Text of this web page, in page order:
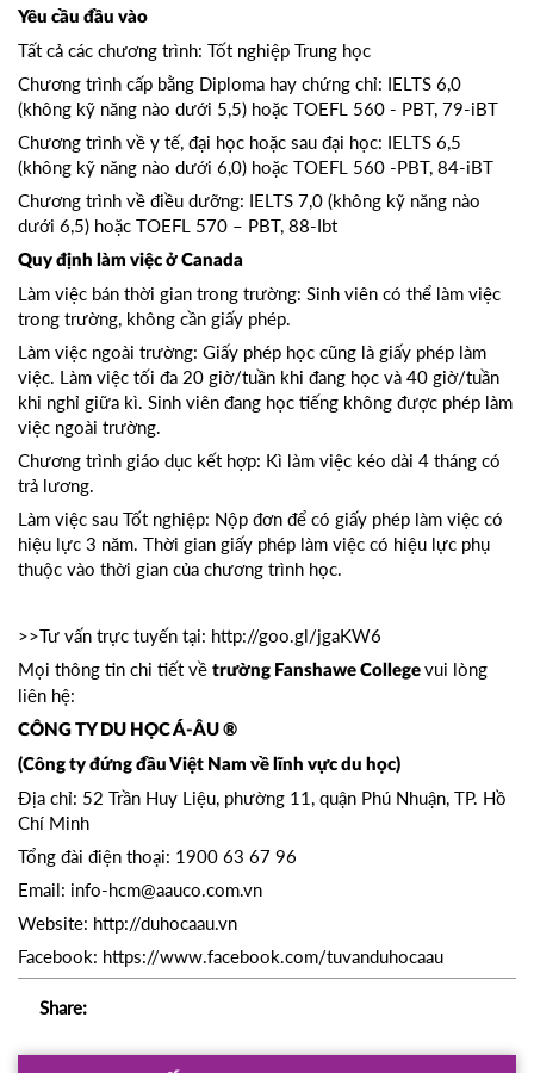
Yêu cầu đầu vào
Tất cả các chương trình: Tốt nghiệp Trung học
Chương trình cấp bằng Diploma hay chứng chỉ: IELTS 6,0
(không kỹ năng nào dưới 5,5) hoặc TOEFL 560 - PBT, 79-iBT
Chương trình về y tế, đại học hoặc sau đại học: IELTS 6,5
(không kỹ năng nào dưới 6,0) hoặc TOEFL 560 -PBT, 84-iBT
Chương trình về điều dưỡng: IELTS 7,0 (không kỹ năng nào
dưới 6,5) hoặc TOEFL 570 – PBT, 88-Ibt
Quy định làm việc ở Canada
Làm việc bán thời gian trong trường: Sinh viên có thể làm việc
trong trường, không cần giấy phép.
Làm việc ngoài trường: Giấy phép học cũng là giấy phép làm
việc. Làm việc tối đa 20 giờ/tuần khi đang học và 40 giờ/tuần
khi nghỉ giữa kì. Sinh viên đang học tiếng không được phép làm
việc ngoài trường.
Chương trình giáo dục kết hợp: Kì làm việc kéo dài 4 tháng có
trả lương.
Làm việc sau Tốt nghiệp: Nộp đơn để có giấy phép làm việc có
hiệu lực 3 năm. Thời gian giấy phép làm việc có hiệu lực phụ
thuộc vào thời gian của chương trình học.
>>Tư vấn trực tuyến tại: http://goo.gl/jgaKW6
Mọi thông tin chi tiết về trường Fanshawe College vui lòng
liên hệ:
CÔNG TY DU HỌC Á-ÂU ®
(Công ty đứng đầu Việt Nam về lĩnh vực du học)
Địa chỉ: 52 Trần Huy Liệu, phường 11, quận Phú Nhuận, TP. Hồ
Chí Minh
Tổng đài điện thoại: 1900 63 67 96
Email: info-hcm@aauco.com.vn
Website: http://duhocaau.vn
Facebook: https://www.facebook.com/tuvanduhocaau
Share: